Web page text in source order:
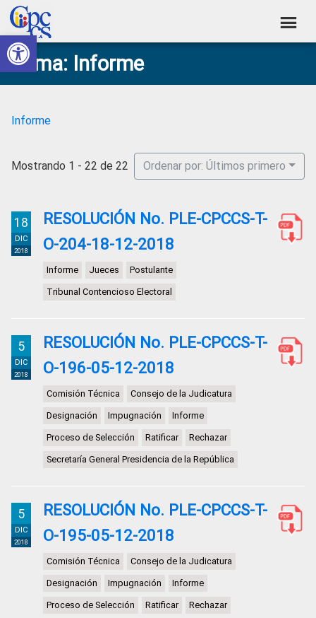
Abrir barra de herramientas
Skip
to
primary
navigation
Skip
to
main
content
Skip
to
primary
sidebar
Skip
to
footer
Consejo
de
Ciudadana
Control
Construyendo
Poder
Ciudadano
Tema: Informe
Informe
Mostrando 1 - 22 de 22 Ordenar por: Últimos primero
18
DIC
2018
RESOLUCIÓN No. PLE-CPCCS-T-
O-204-18-12-2018
Informe Jueces Postulante
Tribunal Contencioso Electoral
5
DIC
2018
RESOLUCIÓN No. PLE-CPCCS-T-
O-196-05-12-2018
Comisión Técnica Consejo de la Judicatura
Designación Impugnación Informe
Proceso de Selección Ratificar Rechazar
Secretaría General Presidencia de la República
5
DIC
2018
RESOLUCIÓN No. PLE-CPCCS-T-
O-195-05-12-2018
Comisión Técnica Consejo de la Judicatura
Designación Impugnación Informe
Proceso de Selección Ratificar Rechazar